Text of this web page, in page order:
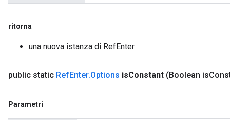
ritorna
una nuova istanza di RefEnter
public static RefEnter.Options isConstant (Boolean is
Parametri